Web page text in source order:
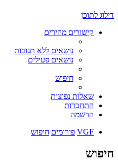
דילוג לתוכן
קישורים מהירים
נושאים ללא תגובות
נושאים פעילים
חיפוש
שאלות נפוצות
התחברות
הרשמה
VGF פורומים חיפוש
חיפוש